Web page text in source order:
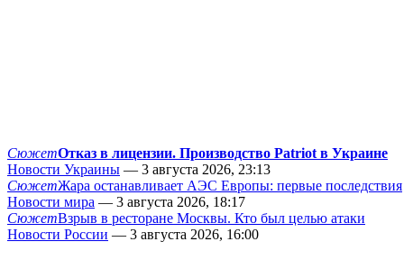
СюжетОтказ в лицензии. Производство Patriot в Украине
Новости Украины — 3 августа 2026, 23:13
СюжетЖара останавливает АЭС Европы: первые последствия
Новости мира — 3 августа 2026, 18:17
СюжетВзрыв в ресторане Москвы. Кто был целью атаки
Новости России — 3 августа 2026, 16:00